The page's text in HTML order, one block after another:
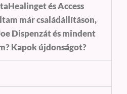
és Access
már családállításon,
Dispenzát és mindent
Kapok újdonságot?